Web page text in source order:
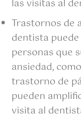
las visitas al
Trastornos de
dentista
personas que
ansiedad,
trastorno de
pueden
visita al